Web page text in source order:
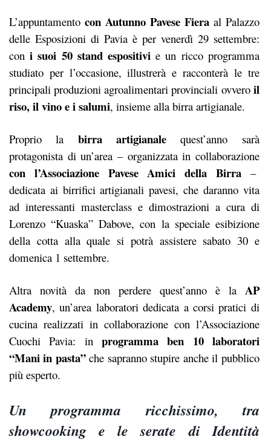
L’appuntamento con Autunno Pavese Fieraal Palazzo
delle Esposizioni di Pavia è per venerdì 29 settembre:
con i suoi 50 stand espositivi e un ricco programma
studiato per l’occasione, illustrerà e racconterà le tre
principali produzioni agroalimentari provinciali ovvero il
riso, il vino e i salumi, insieme alla birra artigianale.
Proprio la birra artigianale quest’anno sarà
protagonista di un’area – organizzata in collaborazione
con l’Associazione Pavese Amici della Birra –
dedicata ai birrifici artigianali pavesi, che daranno vita
ad interessanti masterclass e dimostrazioni a cura di
Lorenzo “Kuaska” Dabove, con la speciale esibizione
della cotta alla quale si potrà assistere sabato 30 e
domenica 1 settembre.
Altra novità da non perdere quest’anno è la AP
Academy, un’area laboratori dedicata a corsi pratici di
cucina realizzati in collaborazione con l’Associazione
Cuochi Pavia: in programma ben 10 laboratori
“Mani in pasta”che sapranno stupire anche il pubblico
più esperto.
Un programma ricchissimo, tra
showcooking e le serate di Identità